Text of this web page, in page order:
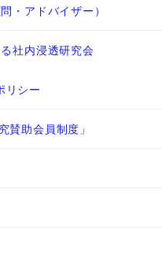
・アドバイザー）
社内浸透研究会
リシー
賛助会員制度」